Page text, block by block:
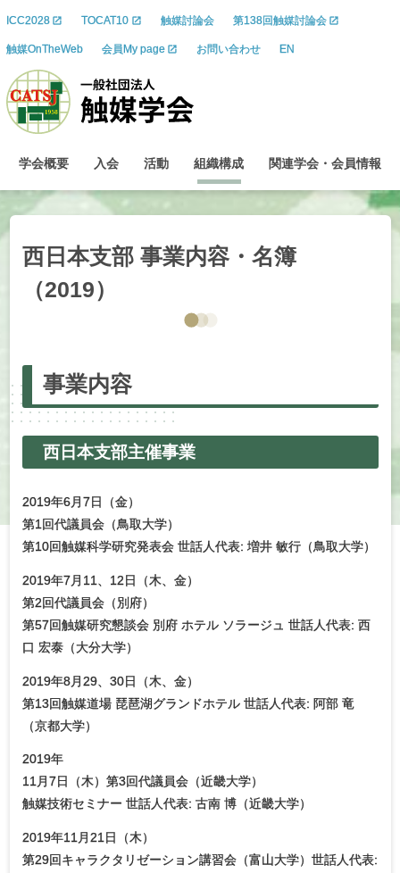
ICC2028 TOCAT10 触媒討論会 第138回触媒討論会
触媒OnTheWeb 会員My page お問い合わせ EN
学会概要 入会 活動 組織構成 関連学会 ・ 会員情報
西日本支部 事業内容・ 名簿
（2019）
事業内容
西日本支部主催事業
2019年6月7日（金）
第1回代議員会（鳥取大学）
第10回触媒科学研究発表会 世話人代表: 増井 敏行（鳥取大学）
2019年7月11、12日（木、金）
第2回代議員会（別府）
第57回触媒研究懇談会 別府 ホテル ソラージュ 世話人代表: 西
口 宏泰（大分大学）
2019年8月29、30日（木、金）
第13回触媒道場 琵琶湖グランドホテル 世話人代表: 阿部 竜
（京都大学）
2019年
11月7日（木）第3回代議員会（近畿大学）
触媒技術セミナー 世話人代表: 古南 博（近畿大学）
2019年11月21日（木）
第29回キャラクタリゼーション講習会（富山大学）世話人代表: